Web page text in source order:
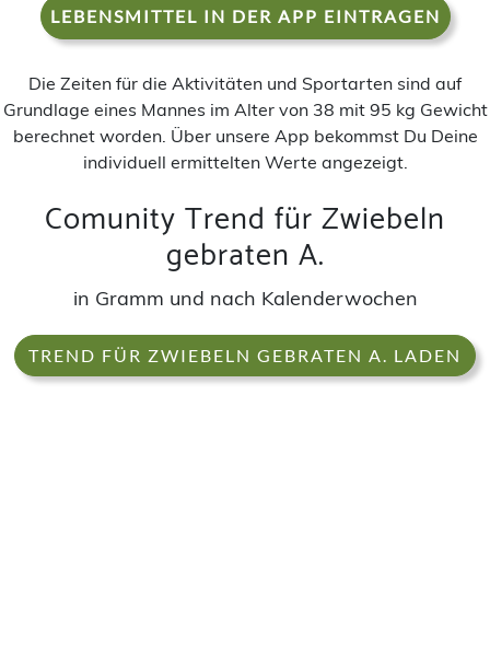
LEBENSMITTEL IN DER APP EINTRAGEN
Die Zeiten für die Aktivitäten und Sportarten sind auf
Grundlage eines Mannes im Alter von 38 mit 95 kg Gewicht
berechnet worden. Über unsere App bekommst Du Deine
individuell ermittelten Werte angezeigt.
Comunity Trend für Zwiebeln
gebraten A.
in Gramm und nach Kalenderwochen
TREND FÜR ZWIEBELN GEBRATEN A. LADEN